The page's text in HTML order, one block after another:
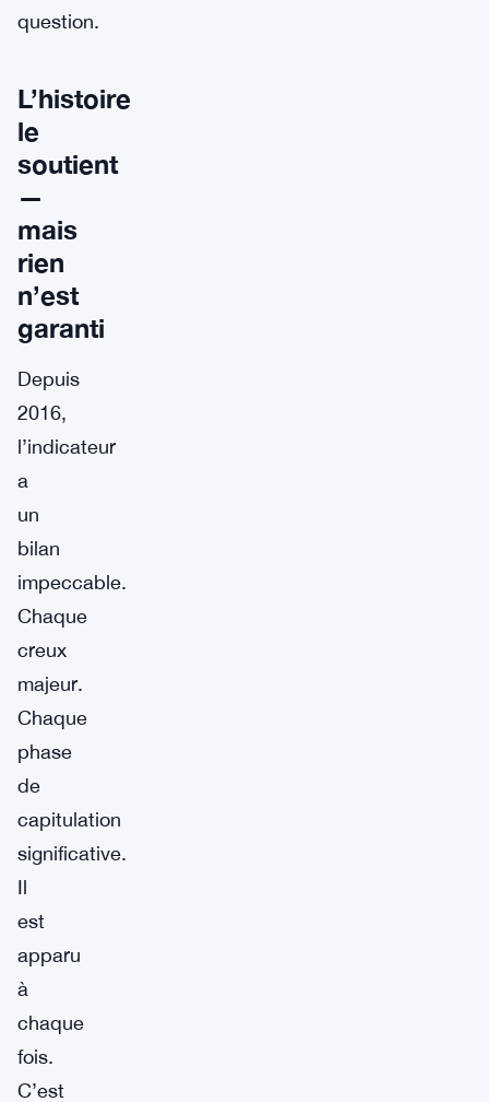
question.
L’histoire
le
soutient
—
mais
rien
n’est
garanti
Depuis
2016,
l’indicateur
a
un
bilan
impeccable.
Chaque
creux
majeur.
Chaque
phase
de
capitulation
significative.
Il
est
apparu
à
chaque
fois.
C’est